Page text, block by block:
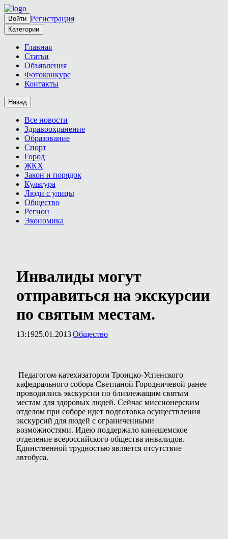
Войти Регистрация
Категории
Главная
Статьи
Объявления
Фотоконкурс
Контакты
Назад
Все новости
Здравоохранение
Образование
Спорт
Город
ЖКХ
Закон и порядок
Культура
Люди с улицы
Общество
Регион
Экономика
Инвалиды могут
отправиться на экскурсии
по святым местам.
13:1925.01.2013|Общество
Педагогом-катехизатором Троицко-Успенского
кафедрального собора Светланой Городничевой ранее
проводились экскурсии по близлежащим святым
местам для здоровых людей. Сейчас миссионерским
отделом при соборе идет подготовка осуществления
экскурсий для людей с ограниченными
возможностями. Идею поддержало кинешемское
отделение всероссийского общества инвалидов.
Единственной трудностью является отсутствие
автобуса.